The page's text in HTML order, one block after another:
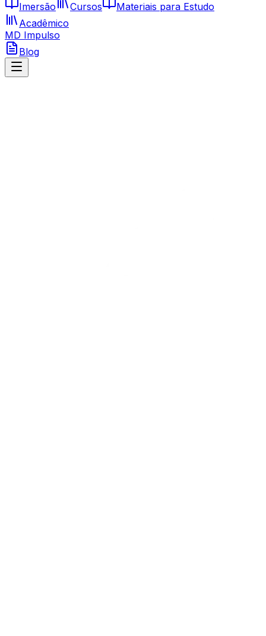
Imersão
Cursos
Materiais para Estudo
Acadêmico
MD Impulso
Blog